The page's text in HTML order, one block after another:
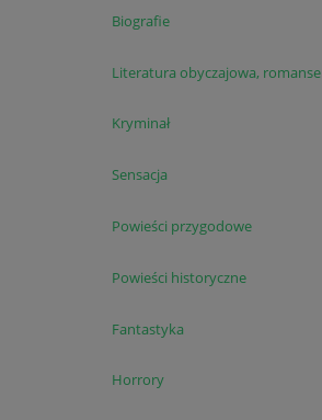
Biografie
Literatura obyczajowa, romanse
Kryminał
Sensacja
Powieści przygodowe
Powieści historyczne
Fantastyka
Horrory